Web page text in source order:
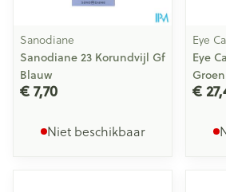
Sanodiane
Sanodiane 23 Korundvijl Gf
Blauw
€ 7,70
Niet beschikbaar
Eye
Eye
€